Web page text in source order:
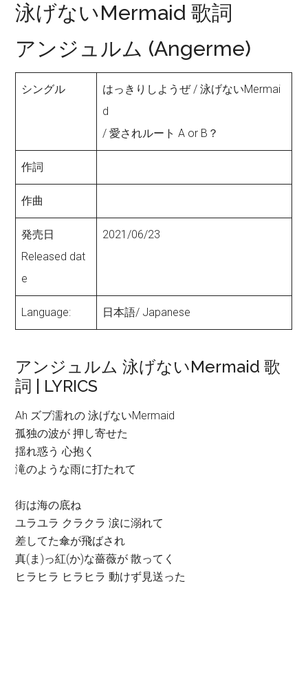
泳げないMermaid 歌詞
アンジュルム (Angerme)
シングル
はっきりしようぜ / 泳げないMermai
d
/ 愛されルート A or B？
作詞
作曲
発売日
Released dat
e
2021/06/23
Language: 日本語/ Japanese
アンジュルム 泳げないMermaid 歌
詞 | LYRICS
Ah ズブ濡れの 泳げないMermaid
孤独の波が 押し寄せた
揺れ惑う 心抱く
滝のような雨に打たれて
街は海の底ね
ユラユラ クラクラ 涙に溺れて
差してた傘が飛ばされ
真(ま)っ紅(か)な薔薇が 散ってく
ヒラヒラ ヒラヒラ 動けず見送った